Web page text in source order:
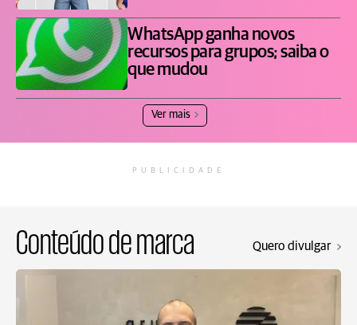
WhatsApp ganha novos
recursos para grupos; saiba o
que mudou
Ver mais
PUBLICIDADE
Conteúdo de marca Quero divulgar